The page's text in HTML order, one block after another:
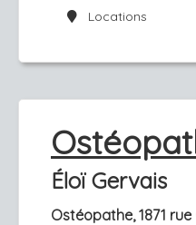
Locations
Éloï Gervais
Ostéopathe, 1871